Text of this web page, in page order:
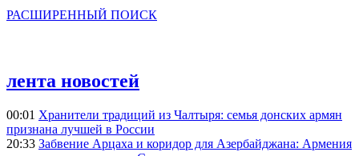
РАСШИРЕННЫЙ ПОИСК
лента новостей
00:01 Хранители традиций из Чалтыря: семья донских армян
признана лучшей в России
20:33 Забвение Арцаха и коридор для Азербайджана: Армения